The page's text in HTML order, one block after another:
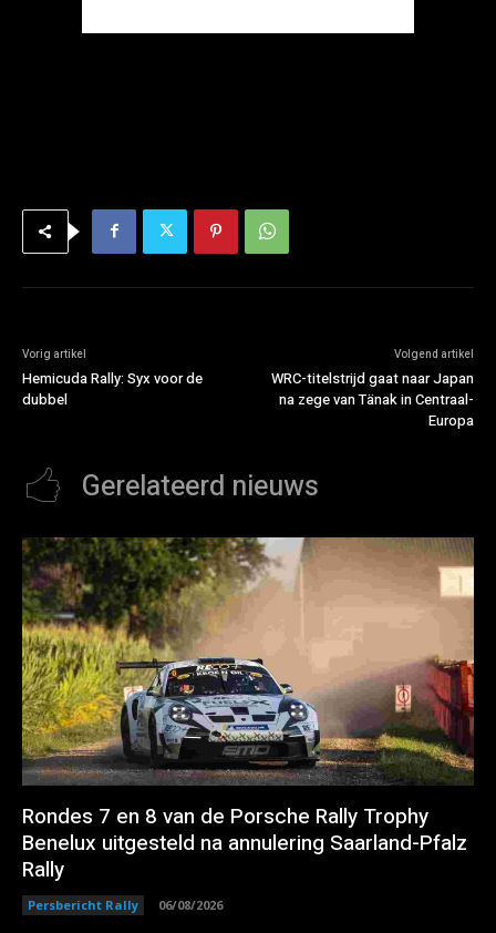
Vorig artikel
Hemicuda Rally: Syx voor de
dubbel
Volgend artikel
WRC-titelstrijd gaat naar Japan
na zege van Tänak in Centraal-
Europa
Gerelateerd nieuws
Rondes 7 en 8 van de Porsche Rally Trophy
Benelux uitgesteld na annulering Saarland-Pfalz
Rally
Persbericht Rally 06/08/2026